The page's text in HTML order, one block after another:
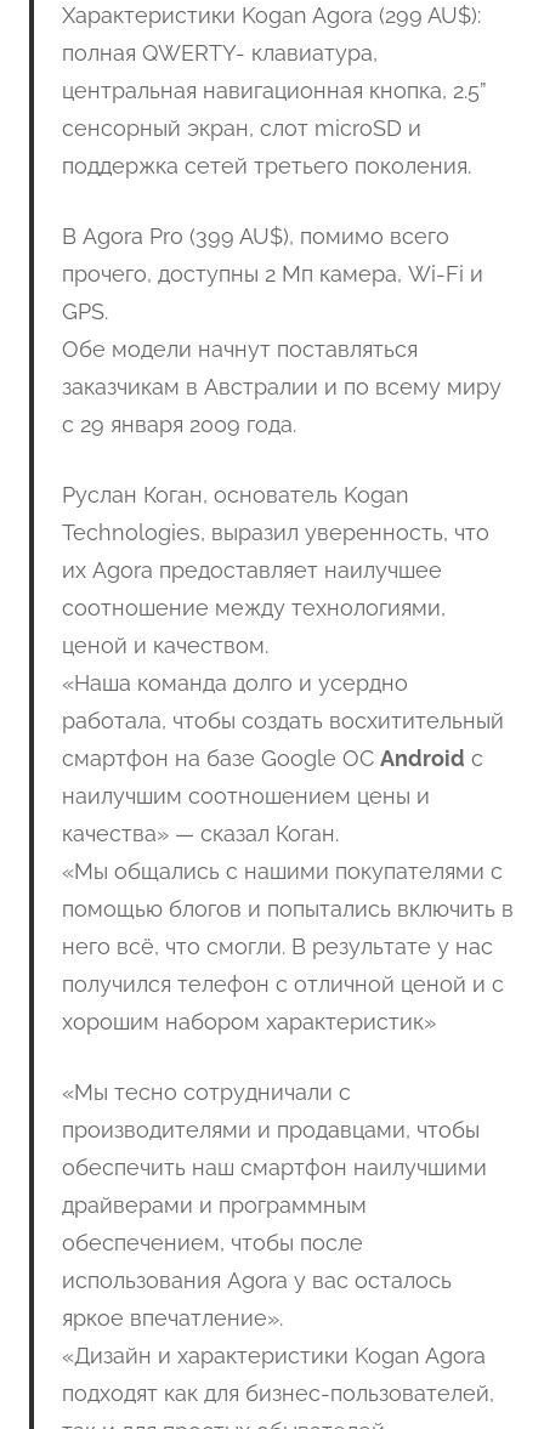
Характеристики Kogan Agora (299 AU$):
полная QWERTY- клавиатура,
центральная навигационная кнопка, 2.5”
сенсорный экран, слот microSD и
поддержка сетей третьего поколения.
В Agora Pro (399 AU$), помимо всего
прочего, доступны 2 Мп камера, Wi-Fi и
GPS.
Обе модели начнут поставляться
заказчикам в Австралии и по всему миру
с 29 января 2009 года.
Руслан Коган, основатель Kogan
Technologies, выразил уверенность, что
их Agora предоставляет наилучшее
соотношение между технологиями,
ценой и качеством.
«Наша команда долго и усердно
работала, чтобы создать восхитительный
смартфон на базе Google ОС Android с
наилучшим соотношением цены и
качества» — сказал Коган.
«Мы общались с нашими покупателями с
помощью блогов и попытались включить в
него всё, что смогли. В результате у нас
получился телефон с отличной ценой и с
хорошим набором характеристик»
«Мы тесно сотрудничали с
производителями и продавцами, чтобы
обеспечить наш смартфон наилучшими
драйверами и программным
обеспечением, чтобы после
использования Agora у вас осталось
яркое впечатление».
«Дизайн и характеристики Kogan Agora
подходят как для бизнес-пользователей,